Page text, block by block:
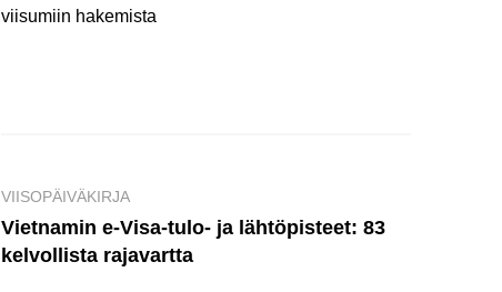
viisumiin hakemista
VIISOPÄIVÄKIRJA
Vietnamin e-Visa-tulo- ja lähtöpisteet: 83
kelvollista rajavartta